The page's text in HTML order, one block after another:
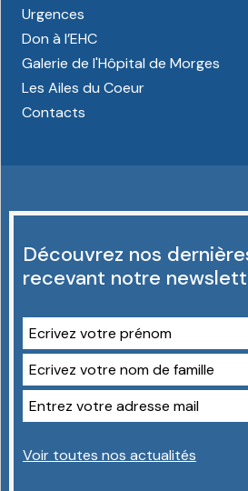
Urgences
Don à l’EHC
Galerie de l'Hôpital de Morges
Les Ailes du Coeur
Contacts
Découvrez nos
recevant notre
Voir toutes nos actualités